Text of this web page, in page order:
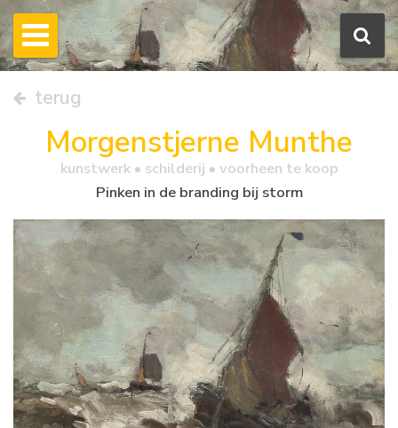
terug
Morgenstjerne Munthe
kunstwerk • schilderij • voorheen te koop
Pinken in de branding bij storm